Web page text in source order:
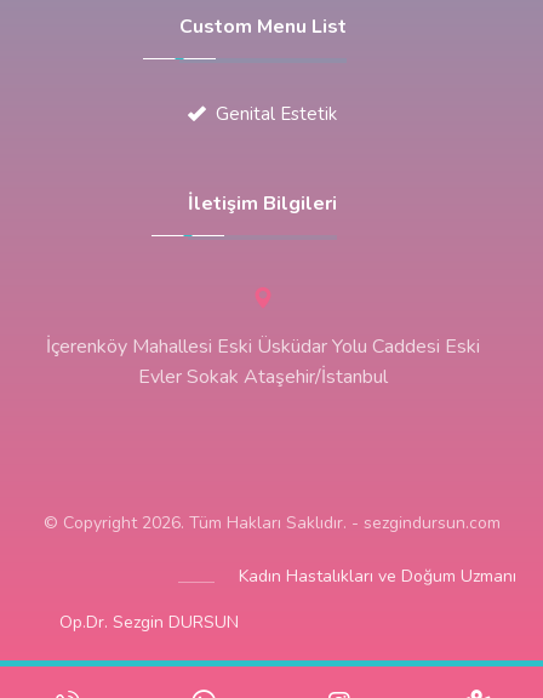
Custom Menu List
Genital Estetik
İletişim Bilgileri
İçerenköy Mahallesi Eski Üsküdar Yolu Caddesi Eski
Evler Sokak Ataşehir/İstanbul
© Copyright 2026. Tüm Hakları Saklıdır. - sezgindursun.com
Kadın Hastalıkları ve Doğum Uzmanı
Op.Dr. Sezgin DURSUN